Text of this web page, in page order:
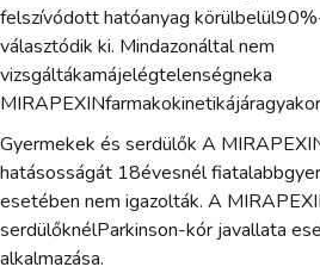
felszívódott hatóanyag
választódik ki. Mindazonáltal nem
vizsgáltákamájelégtelenségneka
Gyermekek és serdülők A
hatásosságát 18évesnél
esetében nem igazolták. A
serdülőknélParkinson-kór javallata
alkalmazása.